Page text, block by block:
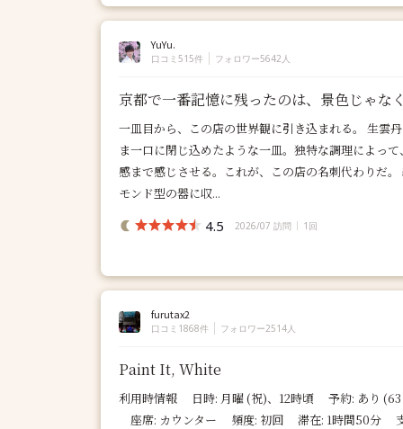
YuYu.
口コミ515件 フォロワー5642人
京都で一番記憶に残ったのは、景色じゃな
一皿目から、この店の世界観に引き込まれる。 生雲
ま一口に閉じ込めたような一皿。独特な調理によっ
感まで感じさせる。これが、この店の名刺代わりだ
モンド型の器に収...
4.5 2026/07 訪問 1回
furutax2
口コミ1868件 フォロワー2514人
Paint It, White
利用時情報 日時: 月曜 (祝)、12時頃 予約: あり
座席: カウンター 頻度: 初回 滞在: 1時間50分